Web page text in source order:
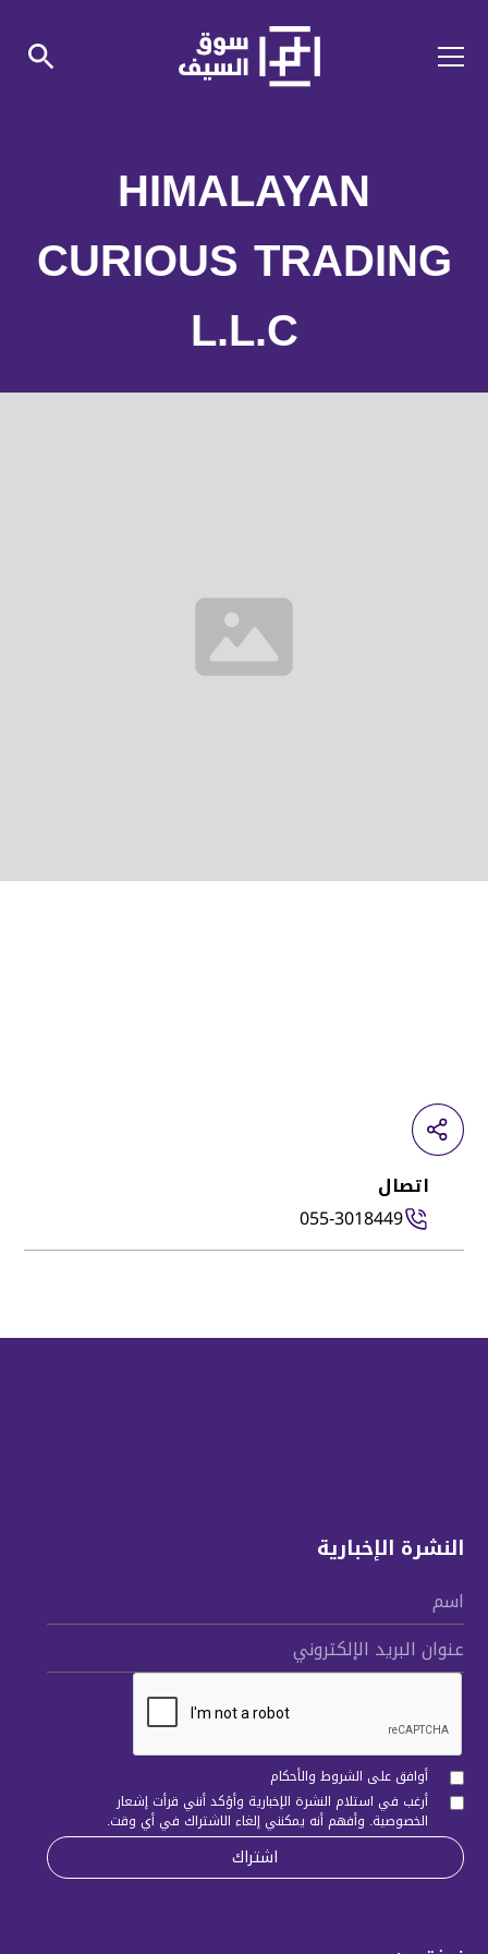
HIMALAYAN
CURIOUS TRADING
L.L.C
اتصال
055-3018449
النشرة الإخبارية
اسم
عنوان البريد الإلكتروني
أوافق على الشروط والأحكام
أرغب في استلام النشرة الإخبارية وأؤكد أنني قرأتإشعار
الخصوصية. وأفهم أنه يمكنني إلغاء الاشتراك في أي وقت.